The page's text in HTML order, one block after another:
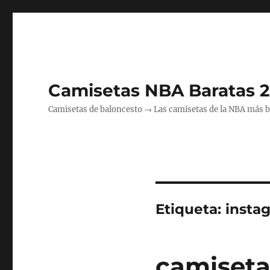
Camisetas NBA Baratas
Camisetas de baloncesto → Las camisetas de la NBA más
Etiqueta: